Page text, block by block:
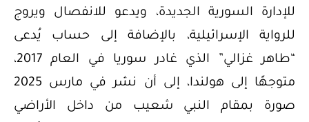
للإدارة السورية الجديدة، ويدعو للانفصال ويروج
للرواية الإسرائيلية، بالإضافة إلى حساب يُدعى
“طاهر غزالي” الذي غادر سوريا في العام 2017،
متوجهًا إلى هولندا، إلى أن نشر في مارس 2025
صورة بمقام النبي شعيب من داخل الأراضي